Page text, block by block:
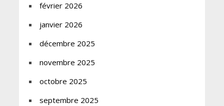
février 2026
janvier 2026
décembre 2025
novembre 2025
octobre 2025
septembre 2025